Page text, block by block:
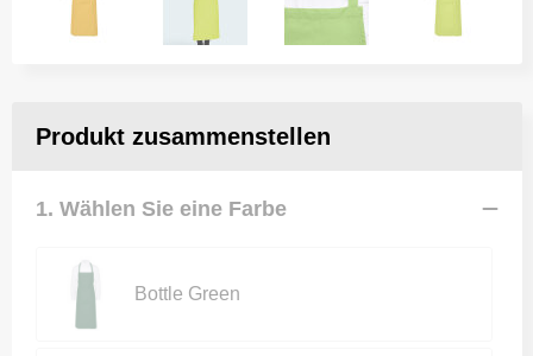
Produkt zusammenstellen
1. Wählen Sie eine Farbe
Bottle Green